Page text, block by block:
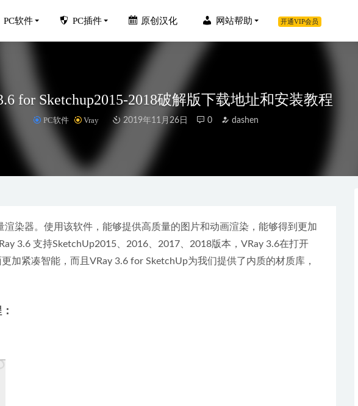
PC软件 PC插件 原创汉化 网站帮助 开通VIP会员
for Sketchup2015-2018破解版下载地址和安装教程
PC软件 Vray 2019年11月26日 0 dashen
染器。使用该软件，能够提供高质量的图片和动画渲染，能够得到更加
3.6 支持SketchUp2015、2016、2017、2018版本，VRay 3.6在打开
加紧凑智能，而且VRay 3.6 for SketchUp为我们提供了内质的材质库，
for Ai 2021-2024 中文破解版
(HitPaw Photo AI) v5.5.0 中文和谐版-AI智能图像增强工具 2026-06-29
虚拟机VirtualBox 7.0.14官方正式版 2024-01-18